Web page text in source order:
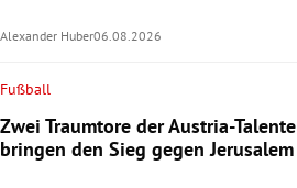
Alexander Huber06.08.2026
Fußball
Zwei Traumtore der Austria-Talente
bringen den Sieg gegen Jerusalem